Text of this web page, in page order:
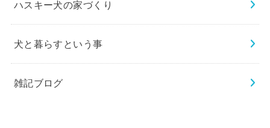
ハスキー犬の家づくり
犬と暮らすという事
雑記ブログ